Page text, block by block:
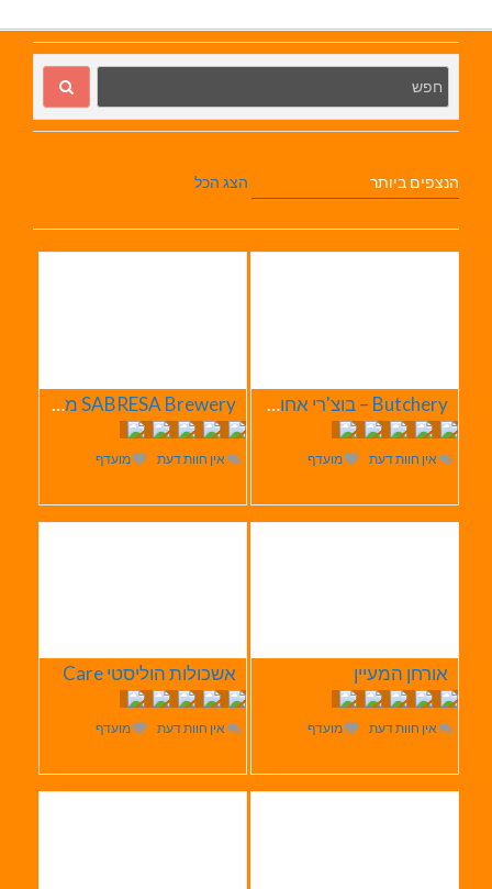
הנצפים ביותר הצג הכל
Butchery – בוצ'רי אחוזת הבשר
אין חוות דעת מועדף
SABRESA Brewery מבשלת שיכר | מבשלת בירה
אין חוות דעת מועדף
אורחן המעיין
אין חוות דעת מועדף
אשכולות הוליסטי Care
אין חוות דעת מועדף